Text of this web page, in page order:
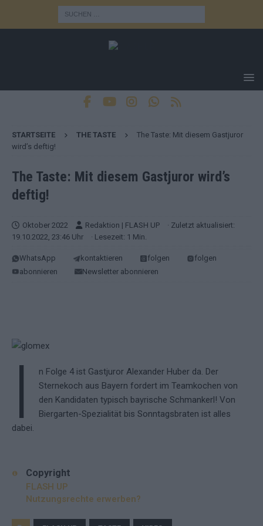
STARTSEITE THE TASTE
The Taste: Mit diesem Gastjuror
wird’s deftig!
The Taste: Mit diesem Gastjuror wird’s
deftig!
Oktober 2022 Redaktion | FLASH UP
· Zuletzt aktualisiert:
19.10.2022, 23:46 Uhr
· Lesezeit: 1 Min.
WhatsApp kontaktieren folgen
folgen
abonnieren
Newsletter abonnieren
I
n Folge 4 ist Gastjuror Alexander Huber da. Der
Sternekoch aus Bayern fordert im Teamkochen von
den Kandidaten typisch bayrische Schmankerl! Von
Biergarten-Spezialität bis Sonntagsbraten ist alles
dabei.
Copyright
FLASH UP
Nutzungsrechte erwerben?